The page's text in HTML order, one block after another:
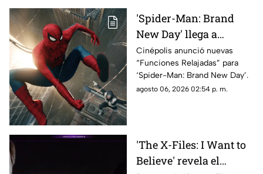
'Spider-Man: Brand
New Day' llega a
Chihuahua con
funciones adaptadas
para personas
neurodivergentes
Cinépolis anunció nuevas
“Funciones Relajadas” para
‘Spider-Man: Brand New Day’.
agosto 06, 2026 02:54 p. m.
'The X-Files: I Want to
Believe' revela el